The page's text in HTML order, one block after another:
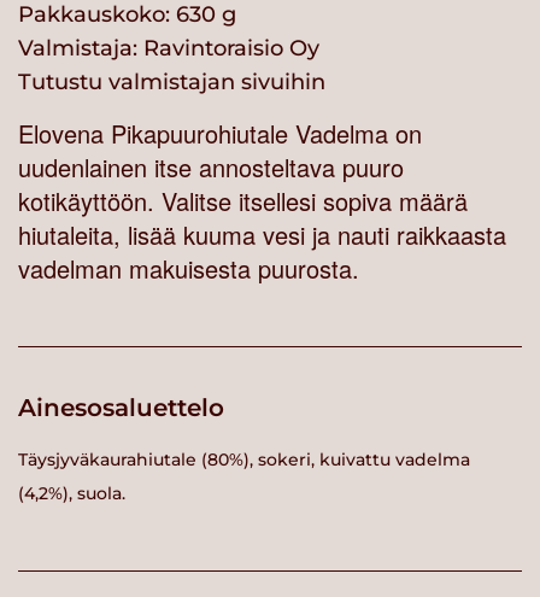
Pakkauskoko: 630 g
Valmistaja: Ravintoraisio Oy
Tutustu valmistajan sivuihin
Elovena Pikapuurohiutale Vadelma on
uudenlainen itse annosteltava puuro
kotikäyttöön. Valitse itsellesi sopiva määrä
hiutaleita, lisää kuuma vesi ja nauti raikkaasta
vadelman makuisesta puurosta.
Ainesosaluettelo
Täysjyväkaurahiutale (80%), sokeri, kuivattu vadelma
(4,2%), suola.